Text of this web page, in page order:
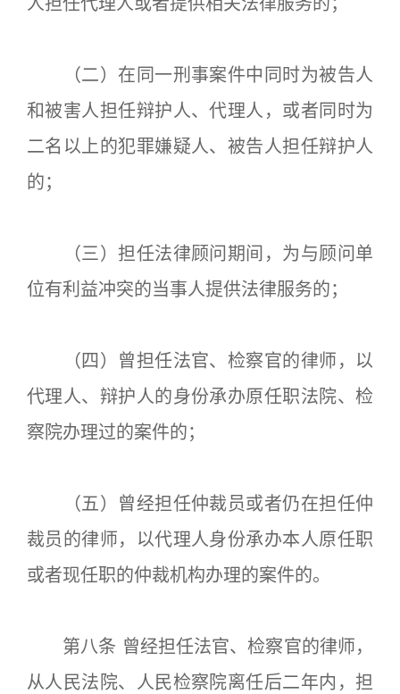
（二）在同一刑事案件中同时为被告人
和被害人担任辩护人、代理人，或者同时为
二名以上的犯罪嫌疑人、被告人担任辩护人
的；
（三）担任法律顾问期间，为与顾问单
位有利益冲突的当事人提供法律服务的；
（四）曾担任法官、检察官的律师，以
代理人、辩护人的身份承办原任职法院、检
察院办理过的案件的；
（五）曾经担任仲裁员或者仍在担任仲
裁员的律师，以代理人身份承办本人原任职
或者现任职的仲裁机构办理的案件的。
第八条 曾经担任法官、检察官的律师，
从人民法院、人民检察院离任后二年内，担